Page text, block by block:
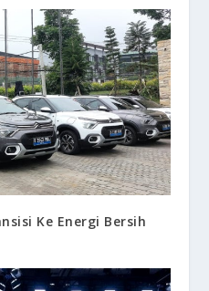
Ke Energi Bersih